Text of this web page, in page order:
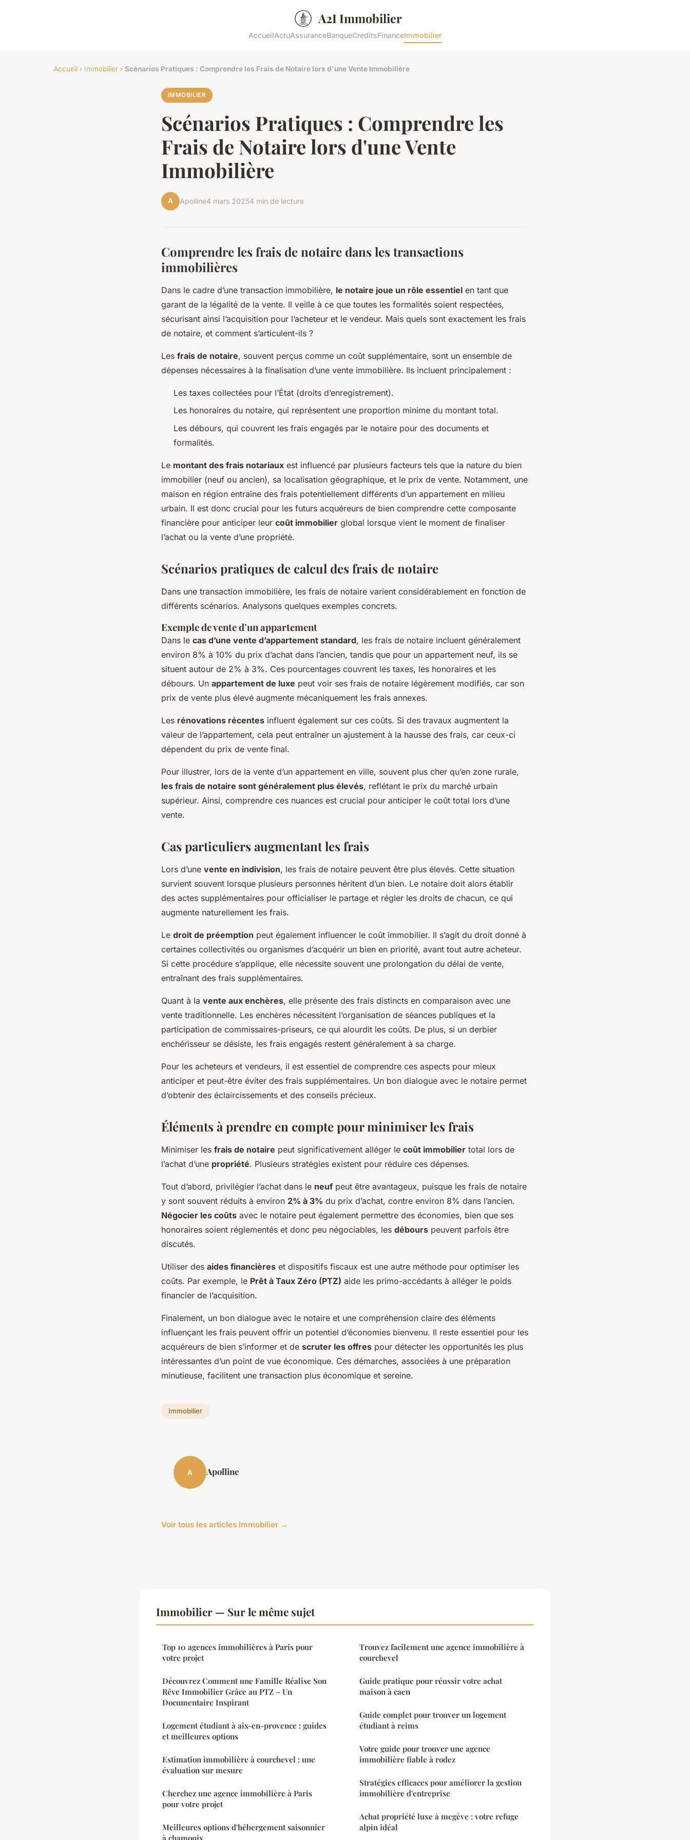
A2I Immobilier
AccueilActuAssuranceBanqueCreditsFinanceImmobilier
Accueil › Immobilier › Scénarios Pratiques : Comprendre les Frais de Notaire lors d'une Vente Immobilière
IMMOBILIER
Scénarios Pratiques : Comprendre les
Frais de Notaire lors d'une Vente
Immobilière
A Apolline4 mars 20254 min de lecture
Comprendre les frais de notaire dans les transactions
immobilières
Dans le cadre d’une transaction immobilière, le notaire joue un rôle essentiel en tant que
garant de la légalité de la vente. Il veille à ce que toutes les formalités soient respectées,
sécurisant ainsi l’acquisition pour l’acheteur et le vendeur. Mais quels sont exactement les frais
de notaire, et comment s’articulent-ils ?
Les frais de notaire, souvent perçus comme un coût supplémentaire, sont un ensemble de
dépenses nécessaires à la finalisation d’une vente immobilière. Ils incluent principalement :
Les taxes collectées pour l’État (droits d’enregistrement).
Les honoraires du notaire, qui représentent une proportion minime du montant total.
Les débours, qui couvrent les frais engagés par le notaire pour des documents et
formalités.
Le montant des frais notariaux est influencé par plusieurs facteurs tels que la nature du bien
immobilier (neuf ou ancien), sa localisation géographique, et le prix de vente. Notamment, une
maison en région entraîne des frais potentiellement différents d’un appartement en milieu
urbain. Il est donc crucial pour les futurs acquéreurs de bien comprendre cette composante
financière pour anticiper leur coût immobilier global lorsque vient le moment de finaliser
l’achat ou la vente d’une propriété.
Scénarios pratiques de calcul des frais de notaire
Dans une transaction immobilière, les frais de notaire varient considérablement en fonction de
différents scénarios. Analysons quelques exemples concrets.
Exemple de vente d’un appartement
Dans le cas d’une vente d’appartement standard, les frais de notaire incluent généralement
environ 8% à 10% du prix d’achat dans l’ancien, tandis que pour un appartement neuf, ils se
situent autour de 2% à 3%. Ces pourcentages couvrent les taxes, les honoraires et les
débours. Un appartement de luxe peut voir ses frais de notaire légèrement modifiés, car son
prix de vente plus élevé augmente mécaniquement les frais annexes.
Les rénovations récentes influent également sur ces coûts. Si des travaux augmentent la
valeur de l’appartement, cela peut entraîner un ajustement à la hausse des frais, car ceux-ci
dépendent du prix de vente final.
Pour illustrer, lors de la vente d’un appartement en ville, souvent plus cher qu’en zone rurale,
les frais de notaire sont généralement plus élevés, reflétant le prix du marché urbain
supérieur. Ainsi, comprendre ces nuances est crucial pour anticiper le coût total lors d’une
vente.
Cas particuliers augmentant les frais
Lors d’une vente en indivision, les frais de notaire peuvent être plus élevés. Cette situation
survient souvent lorsque plusieurs personnes héritent d’un bien. Le notaire doit alors établir
des actes supplémentaires pour officialiser le partage et régler les droits de chacun, ce qui
augmente naturellement les frais.
Le droit de préemption peut également influencer le coût immobilier. Il s’agit du droit donné à
certaines collectivités ou organismes d’acquérir un bien en priorité, avant tout autre acheteur.
Si cette procédure s’applique, elle nécessite souvent une prolongation du délai de vente,
entraînant des frais supplémentaires.
Quant à la vente aux enchères, elle présente des frais distincts en comparaison avec une
vente traditionnelle. Les enchères nécessitent l’organisation de séances publiques et la
participation de commissaires-priseurs, ce qui alourdit les coûts. De plus, si un derbier
enchérisseur se désiste, les frais engagés restent généralement à sa charge.
Pour les acheteurs et vendeurs, il est essentiel de comprendre ces aspects pour mieux
anticiper et peut-être éviter des frais supplémentaires. Un bon dialogue avec le notaire permet
d’obtenir des éclaircissements et des conseils précieux.
Éléments à prendre en compte pour minimiser les frais
Minimiser les frais de notaire peut significativement alléger le coût immobilier total lors de
l’achat d’une propriété. Plusieurs stratégies existent pour réduire ces dépenses.
Tout d’abord, privilégier l’achat dans le neuf peut être avantageux, puisque les frais de notaire
y sont souvent réduits à environ 2% à 3% du prix d’achat, contre environ 8% dans l’ancien.
Négocier les coûts avec le notaire peut également permettre des économies, bien que ses
honoraires soient réglementés et donc peu négociables, les débours peuvent parfois être
discutés.
Utiliser des aides financières et dispositifs fiscaux est une autre méthode pour optimiser les
coûts. Par exemple, le Prêt à Taux Zéro (PTZ) aide les primo-accédants à alléger le poids
financier de l’acquisition.
Finalement, un bon dialogue avec le notaire et une compréhension claire des éléments
influençant les frais peuvent offrir un potentiel d’économies bienvenu. Il reste essentiel pour les
acquéreurs de bien s’informer et de scruter les offres pour détecter les opportunités les plus
intéressantes d’un point de vue économique. Ces démarches, associées à une préparation
minutieuse, facilitent une transaction plus économique et sereine.
Immobilier
A Apolline
Voir tous les articles Immobilier →
Immobilier — Sur le même sujet
Top 10 agences immobilières à Paris pour
votre projet
Découvrez Comment une Famille Réalise Son
Rêve Immobilier Grâce au PTZ – Un
Documentaire Inspirant
Logement étudiant à aix-en-provence : guides
et meilleures options
Estimation immobilière à courchevel : une
évaluation sur mesure
Cherchez une agence immobilière à Paris
pour votre projet
Meilleures options d'hébergement saisonnier
Trouvez facilement une agence immobilière à
courchevel
Guide pratique pour réussir votre achat
maison à caen
Guide complet pour trouver un logement
étudiant à reims
Votre guide pour trouver une agence
immobilière fiable à rodez
Stratégies efficaces pour améliorer la gestion
immobilière d'entreprise
Achat propriété luxe à megève : votre refuge
alpin idéal